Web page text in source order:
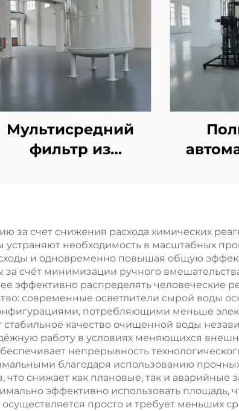
Мультисредний
фильтр из
активированным
для очистки
промышленных
сточных вод
грецких
за счет снижения расхода химических
необходимость в масштабных
и одновременно повышая общую
счёт минимизации ручного
эффективно распределять человеческие
современные осветлители сырой воды
потребляющими меньше
качество очищенной воды
работу в условиях меняющихся
непрерывность
благодаря использованию
снижает как плановые, так и аварийные
эффективно использовать площадь,
просто и требует меньших